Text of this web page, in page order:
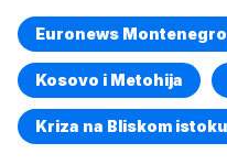
Euronews Montenegro
Kosovo i Metohija
Kriza na Bliskom istoku
Milan Karadžić
"Caca" za
Tvist"